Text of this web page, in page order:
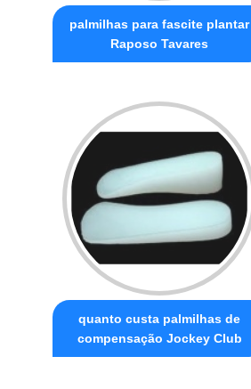
palmilhas para fascite plantar
Raposo Tavares
quanto custa palmilhas de
compensação Jockey Club